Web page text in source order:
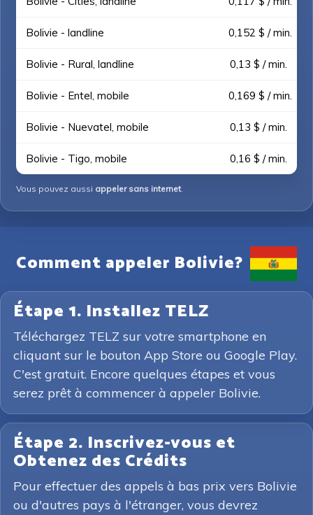
Bolivie - landline 0,152 $ / min.
Bolivie - Rural, landline 0,13 $ / min.
Bolivie - Entel, mobile 0,169 $ / min.
Bolivie - Nuevatel, mobile 0,13 $ / min.
Bolivie - Tigo, mobile 0,16 $ / min.
Vous pouvez aussi appeler sans internet.
Comment appeler Bolivie?
Étape 1. Installez TELZ
Téléchargez TELZ sur votre smartphone en
cliquant sur le bouton App Store ou Google Play.
C'est gratuit. Encore quelques étapes et vous
serez prêt à commencer à appeler Bolivie.
Étape 2. Inscrivez-vous et
Obtenez des Crédits
Pour effectuer des appels à bas prix vers Bolivie
ou d'autres pays à l'étranger, vous devrez